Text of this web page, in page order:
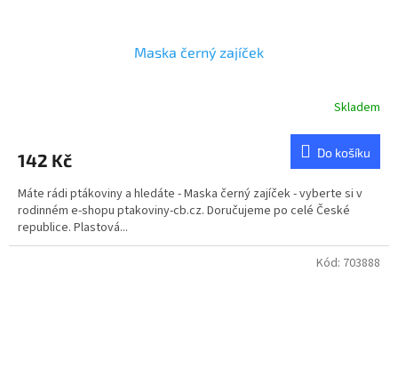
Maska černý zajíček
Skladem
142 Kč Do košíku
Máte rádi ptákoviny a hledáte - Maska černý zajíček - vyberte si v
rodinném e-shopu ptakoviny-cb.cz. Doručujeme po celé České
republice. Plastová...
Kód: 703888